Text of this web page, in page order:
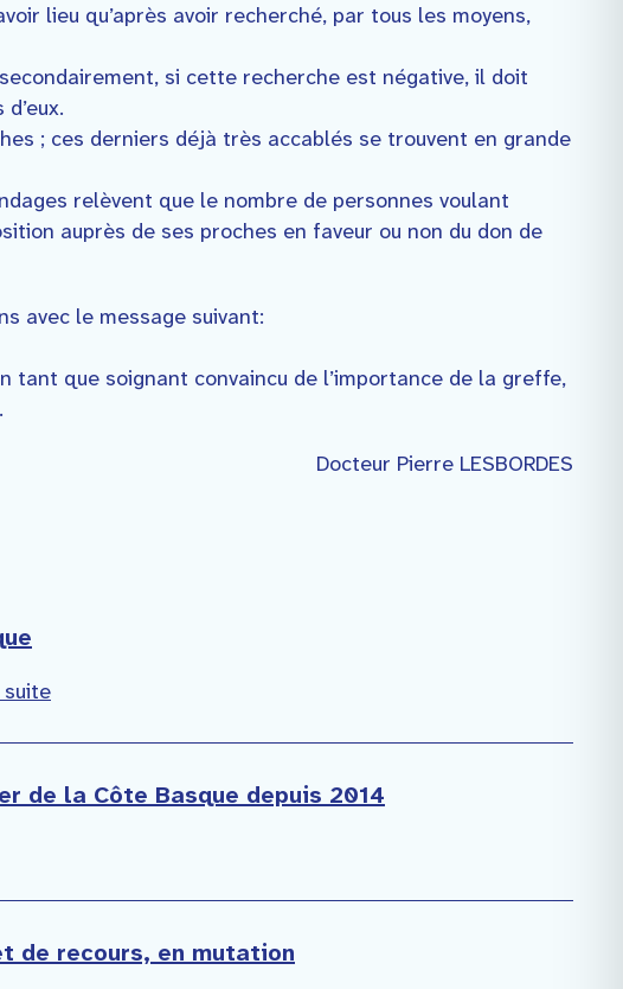
lieu qu’après avoir recherché, par tous les moyens,
si cette recherche est négative, il doit
; ces derniers déjà très accablés se trouvent en grande
relèvent que le nombre de personnes voulant
auprès de ses proches en faveur ou non du don de
avec le message suivant:
tant que soignant convaincu de l’importance de la greffe,
Docteur Pierre LESBORDES
la Côte Basque depuis 2014
de recours, en mutation